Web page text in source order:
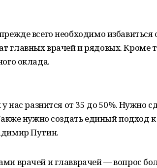
всего необходимо избавиться
главных врачей и рядовых. Кроме
оклада.
нас разнится от 35 до 50%. Нужно
нужно создать единый
Путин.
врачей и главврачей — вопрос